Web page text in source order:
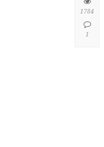
1784
1